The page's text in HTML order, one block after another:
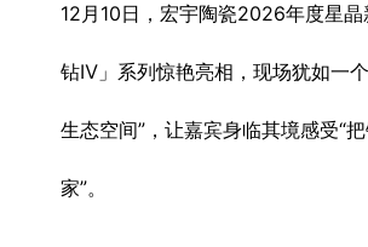
12月10日，宏宇陶瓷2026年度星
钻Ⅳ」系列惊艳亮相，现场犹如一
生态空间”，让嘉宾身临其境感受“
家”。